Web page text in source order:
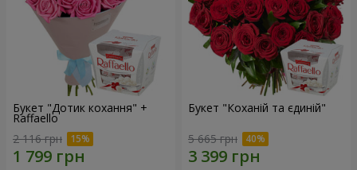
Букет "Дотик кохання" +
Raffaello
2 116 грн
Букет "Коханій та єдиній"
5 665 грн